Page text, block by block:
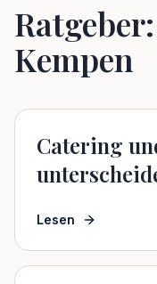
Kempen
Catering
Lesen